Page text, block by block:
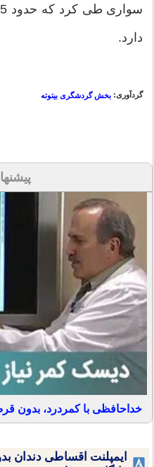
دارد.
گردآوری: بخش گردشگری بیتوته
خداحافظی با کمردرد، بدون
ایمپلنت اقساطی دندان